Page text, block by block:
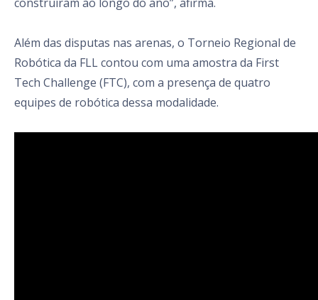
Além das disputas nas arenas, o Torneio Regional de
Robótica da FLL contou com uma amostra da First
Tech Challenge (FTC), com a presença de quatro
equipes de robótica dessa modalidade.